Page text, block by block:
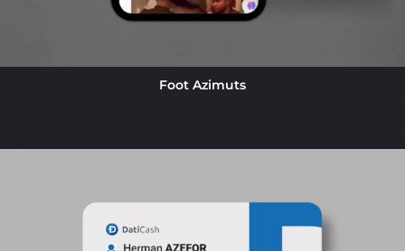
Foot Azimuts